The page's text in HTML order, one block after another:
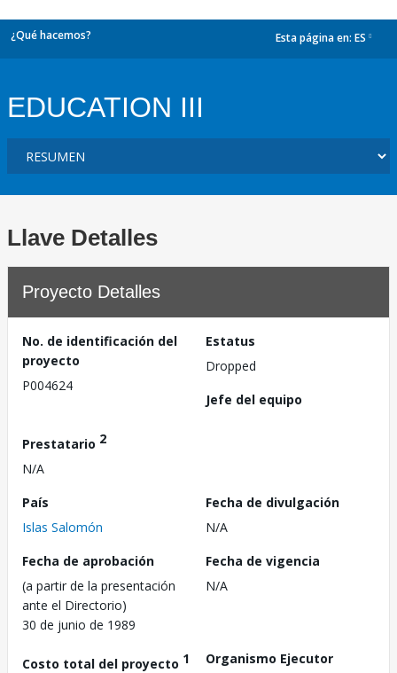
¿Qué hacemos? Esta página en: ES
EDUCATION III
Llave Detalles
Proyecto Detalles
No. de identificación del
proyecto
P004624
Estatus
Dropped
Jefe del equipo
Prestatario 2
N/A
País
Islas Salomón
Fecha de divulgación
N/A
Fecha de aprobación
(a partir de la presentación
ante el Directorio)
30 de junio de 1989
Fecha de vigencia
N/A
Costo total del proyecto 1
Organismo Ejecutor